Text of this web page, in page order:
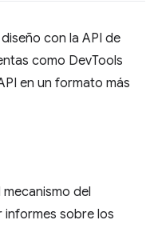
con la API de
como DevTools
en un formato más
mecanismo del
informes sobre los